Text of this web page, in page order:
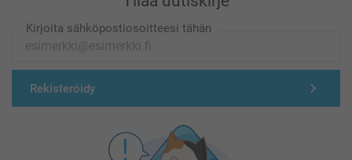
Kirjoita sähköpostiosoitteesi tähän
Rekisteröidy